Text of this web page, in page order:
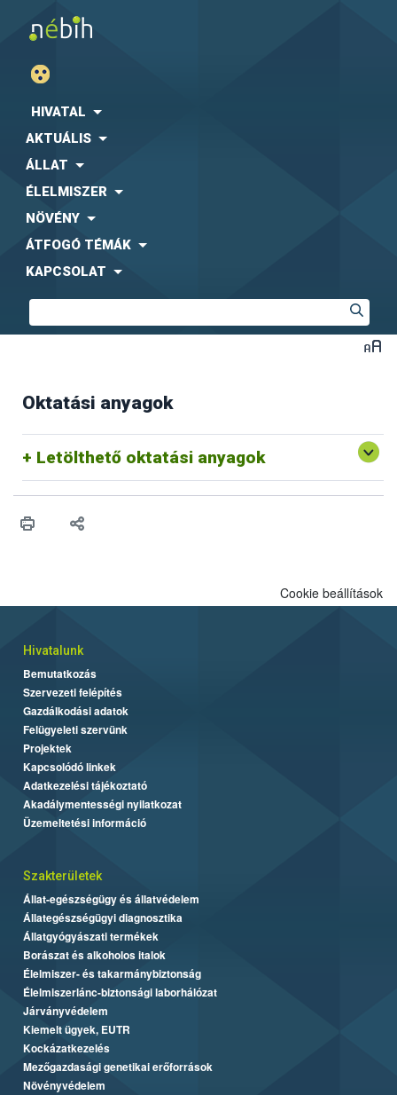
HIVATAL
AKTUÁLIS
ÁLLAT
ÉLELMISZER
NÖVÉNY
ÁTFOGÓ TÉMÁK
KAPCSOLAT
Oktatási anyagok
Letölthető oktatási anyagok
Cookie beállítások
Hivatalunk
Bemutatkozás
Szervezeti felépítés
Gazdálkodási adatok
Felügyeleti szervünk
Projektek
Kapcsolódó linkek
Adatkezelési tájékoztató
Akadálymentességi nyilatkozat
Üzemeltetési információ
Szakterületek
Állat-egészségügy és állatvédelem
Állategészségügyi diagnosztika
Állatgyógyászati termékek
Borászat és alkoholos italok
Élelmiszer- és takarmánybiztonság
Élelmiszerlánc-biztonsági laborhálózat
Járványvédelem
Kiemelt ügyek, EUTR
Kockázatkezelés
Mezőgazdasági genetikai erőforrások
Növényvédelem